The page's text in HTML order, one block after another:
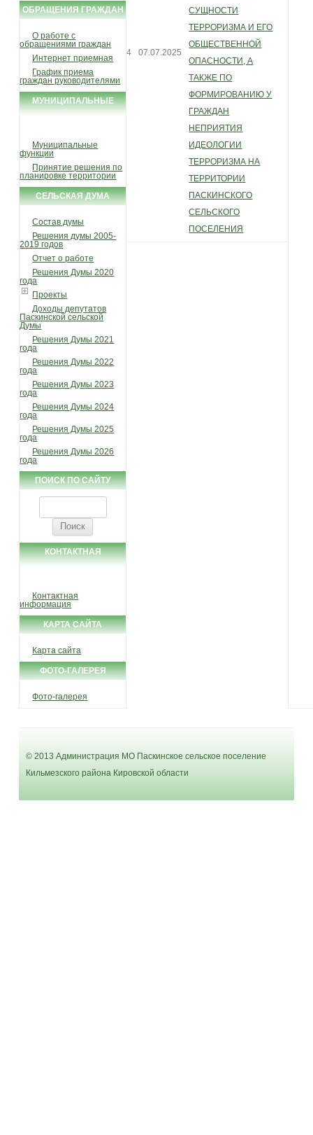
ОБРАЩЕНИЯ ГРАЖДАН
О работе с
обращениями граждан
Интернет приемная
График приема
граждан руководителями
МУНИЦИПАЛЬНЫЕ
Муниципальные
функции
Принятие решения по
планировке территории
СЕЛЬСКАЯ ДУМА
Состав думы
Решения думы 2005-
2019 годов
Отчет о работе
Решения Думы 2020
года
Проекты
Доходы депутатов
Паскинской сельской
Думы
Решения Думы 2021
года
Решения Думы 2022
года
Решения Думы 2023
года
Решения Думы 2024
года
Решения Думы 2025
года
Решения Думы 2026
года
ПОИСК ПО САЙТУ
КОНТАКТНАЯ
Контактная
информация
КАРТА САЙТА
Карта сайта
ФОТО-ГАЛЕРЕЯ
Фото-галерея
4 07.07.2025
СУЩНОСТИ
ТЕРРОРИЗМА И ЕГО
ОБЩЕСТВЕННОЙ
ОПАСНОСТИ, А
ТАКЖЕ ПО
ФОРМИРОВАНИЮ У
ГРАЖДАН
НЕПРИЯТИЯ
ИДЕОЛОГИИ
ТЕРРОРИЗМА НА
ТЕРРИТОРИИ
ПАСКИНСКОГО
СЕЛЬСКОГО
ПОСЕЛЕНИЯ
© 2013 Администрация МО Паскинское сельское поселение
Кильмезского района Кировской области